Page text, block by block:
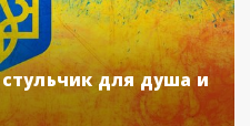
для душа и